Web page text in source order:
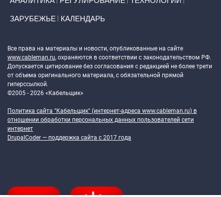
ЗАРУБЕЖЬЕ КАЛЕНДАРЬ
Все права на материалы и новости, опубликованные на сайте
www.cableman.ru, охраняются в соответствии с законодательством РФ.
Допускается цитирование без согласования с редакцией не более трети
от объема оригинального материала, с обязательной прямой
гиперссылкой.
©2005 - 2026 «Кабельщик»
Политика сайта "Кабельщик" (интернет-адреса www.cableman.ru) в
отношении обработки персональных данных пользователей сети
интернет
DrupalCoder — поддержка сайта c 2017 года